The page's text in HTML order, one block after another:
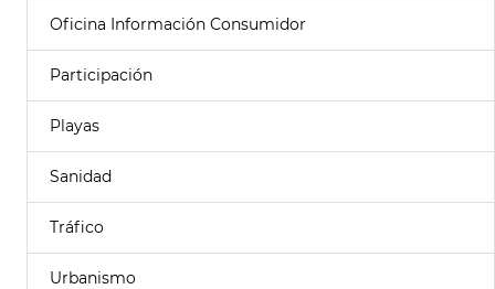
Oficina Información Consumidor
Participación
Playas
Sanidad
Tráfico
Urbanismo